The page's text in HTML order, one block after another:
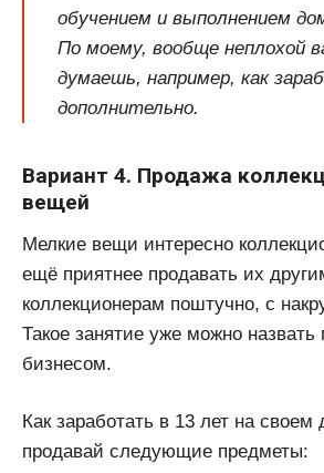
обучением и выполнением
По моему, вообще неплохой
думаешь, например, как
дополнительно.
Вариант 4. Продажа
вещей
Мелкие вещи интересно
ещё приятнее продавать их
коллекционерам поштучно, с
Такое занятие уже можно
бизнесом.
Как заработать в 13 лет на
продавай следующие предметы: